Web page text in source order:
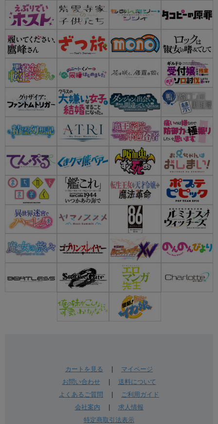
カートを見る
マイページ
お問い合わせ| 送料について
よくあるご質問
ご利用ガイド
会社案内
求人情報
特定商取引法表示